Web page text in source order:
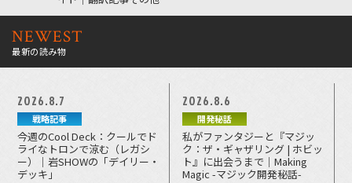
NEWEST
最新の読み物
2026.8.7
戦略記事
今週のCool Deck：クールでド
ライなトロンで涼む（レガシ
ー）｜岩SHOWの「デイリー・
デッキ」
2026.8.6
開発秘話
私がファンタジーと『マジッ
ク：ザ・ギャザリング | ホビッ
ト』に出会うまで｜Making
Magic -マジック開発秘話-